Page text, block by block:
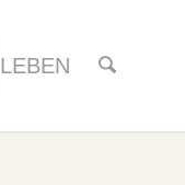
LEBEN